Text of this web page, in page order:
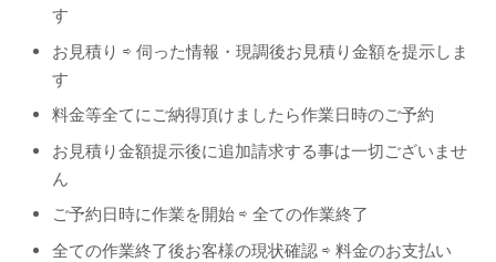
す
お見積り ⇨ 伺った情報・現調後お見積り金額を提示しま
す
料金等全てにご納得頂けましたら作業日時のご予約
お見積り金額提示後に追加請求する事は一切ございませ
ん
ご予約日時に作業を開始 ⇨ 全ての作業終了
全ての作業終了後お客様の現状確認 ⇨ 料金のお支払い